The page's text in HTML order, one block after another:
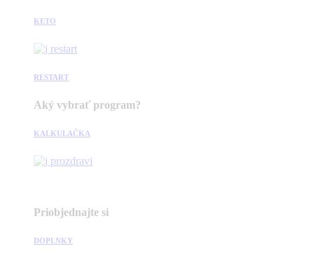
KETO
RESTART
Aký vybrať program?
KALKULAČKA
Priobjednajte si
DOPLNKY